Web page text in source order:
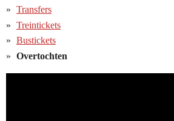
Transfers
Treintickets
Bustickets
Overtochten